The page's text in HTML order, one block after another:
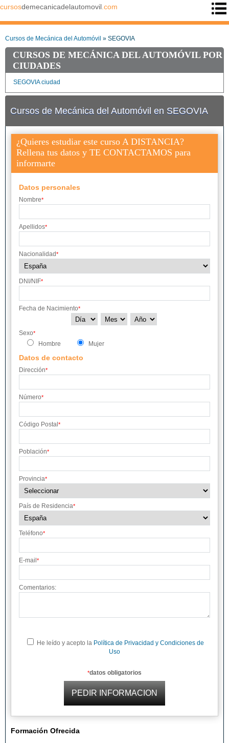
cursosdemecanicadelautomovil .com
Cursos de Mecánica del Automóvil » SEGOVIA
CURSOS DE MECÁNICA DEL AUTOMÓVIL POR
CIUDADES
SEGOVIA ciudad
Cursos de Mecánica del Automóvil en SEGOVIA
¿Quieres estudiar este curso A DISTANCIA?
Rellena tus datos y TE CONTACTAMOS para
informarte
Datos personales
Nombre*
Apellidos*
Nacionalidad*
DNI/NIF*
Fecha de Nacimiento*
Sexo*
Hombre Mujer
Datos de contacto
Dirección*
Número*
Código Postal *
Población*
Provincia*
País de Residencia*
Teléfono*
E-mail *
Comentarios:
He leído y acepto la Política de Privacidad y Condiciones de
Uso
*datos obligatorios
Formación Ofrecida